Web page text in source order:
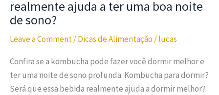
realmente ajuda a ter uma boa noite
de sono?
Leave a Comment/Dicas de Alimentação/lucas
Confira se a kombucha pode fazer você dormir melhor e
ter uma noite de sono profunda Kombucha para dormir?
Será que essa bebida realmente ajuda a dormir melhor?